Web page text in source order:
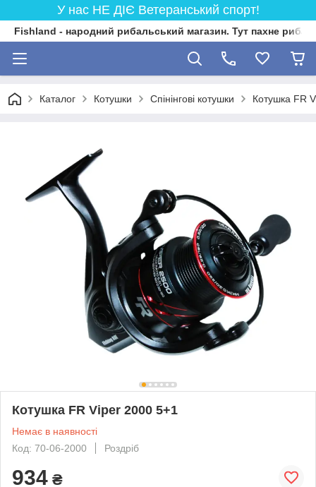
У нас НЕ ДІЄ Ветеранський спорт!
Fishland - народний рибальський магазин. Тут пахне
Каталог Котушки Спінінгові котушки Котушка FR
Котушка FR Viper 2000 5+1
Немає в наявності
Код: 70-06-2000
Роздріб
934 ₴